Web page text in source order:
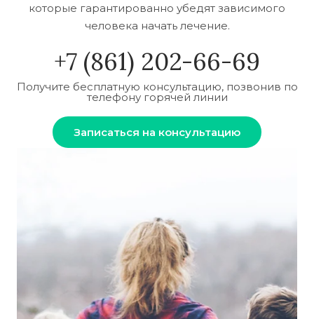
которые гарантированно убедят зависимого
человека начать лечение.
+7 (861) 202-66-69
Получите бесплатную консультацию, позвонив по
телефону горячей линии
Записаться на консультацию